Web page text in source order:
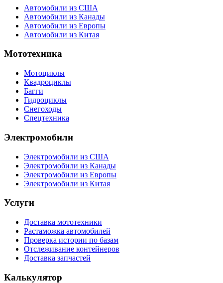
Автомобили из США
Автомобили из Канады
Автомобили из Европы
Автомобили из Китая
Мототехника
Мотоциклы
Квадроциклы
Багги
Гидроциклы
Снегоходы
Спецтехника
Электромобили
Электромобили из США
Электромобили из Канады
Электромобили из Европы
Электромобили из Китая
Услуги
Доставка мототехники
Растаможка автомобилей
Проверка истории по базам
Отслеживание контейнеров
Доставка запчастей
Калькулятор